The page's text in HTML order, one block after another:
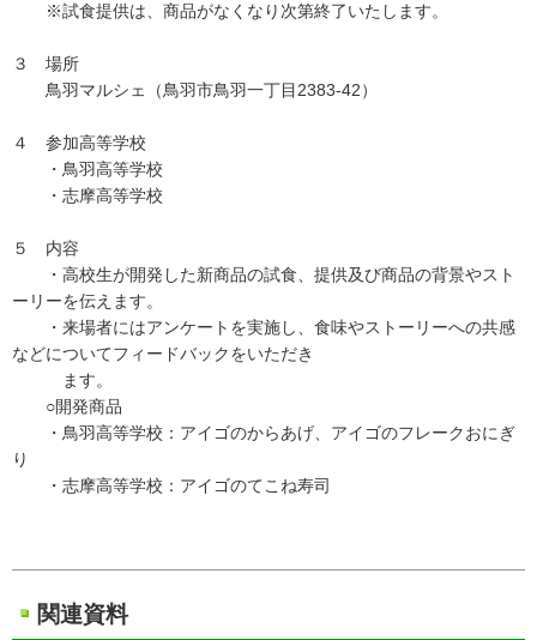
※試食提供は、商品がなくなり次第終了いたします。
３ 場所
鳥羽マルシェ（鳥羽市鳥羽一丁目2383-42）
４ 参加高等学校
・鳥羽高等学校
・志摩高等学校
５ 内容
・高校生が開発した新商品の試食、提供及び商品の背景やスト
ーリーを伝えます。
・来場者にはアンケートを実施し、食味やストーリーへの共感
などについてフィードバックをいただき
ます。
○開発商品
・鳥羽高等学校：アイゴのからあげ、アイゴのフレークおにぎ
り
・志摩高等学校：アイゴのてこね寿司
関連資料